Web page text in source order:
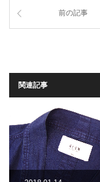
前の記事
関連記事